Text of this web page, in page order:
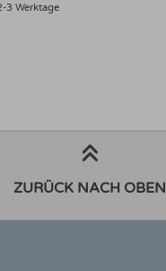
3 Werktage
ZURÜCK NACH OBEN